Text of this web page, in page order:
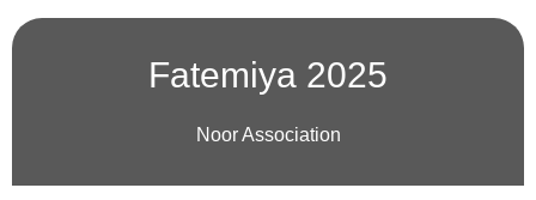
Fatemiya 2025
Noor Association